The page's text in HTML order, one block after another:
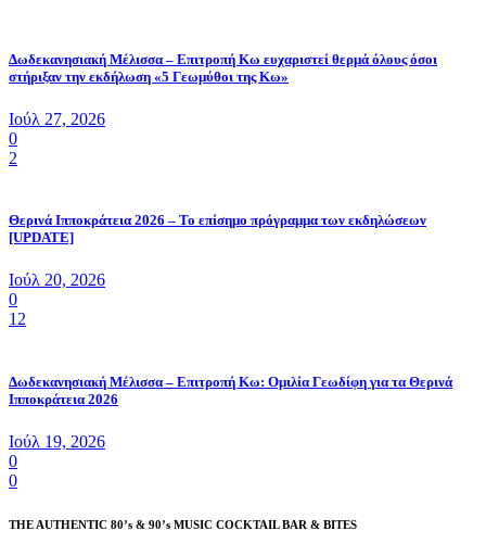
Δωδεκανησιακή Μέλισσα – Επιτροπή Κω ευχαριστεί θερμά όλους όσοι
στήριξαν την εκδήλωση «5 Γεωμύθοι της Κω»
Ιούλ 27, 2026
0
2
Θερινά Ιπποκράτεια 2026 – Το επίσημο πρόγραμμα των εκδηλώσεων
[UPDATE]
Ιούλ 20, 2026
0
12
Δωδεκανησιακή Μέλισσα – Επιτροπή Κω: Ομιλία Γεωδίφη για τα Θερινά
Ιπποκράτεια 2026
Ιούλ 19, 2026
0
0
THE AUTHENTIC 80’s & 90’s MUSIC COCKTAIL BAR & BITES